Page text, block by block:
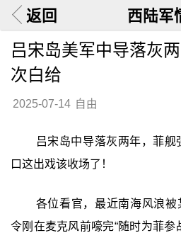
返回 西陆军
吕宋岛美军中导落灰
次白给
2025-07-14 自由
吕宋岛中导落灰两年，菲舰
口这出戏该收场了！
各位看官，最近南海风浪被
令刚在麦克风前嚎完“随时为菲参